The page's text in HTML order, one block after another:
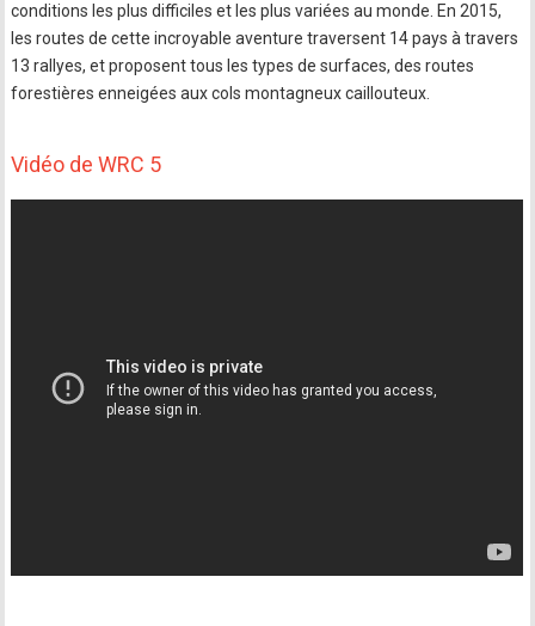
conditions les plus difficiles et les plus variées au monde. En 2015,
les routes de cette incroyable aventure traversent 14 pays à travers
13 rallyes, et proposent tous les types de surfaces, des routes
forestières enneigées aux cols montagneux caillouteux.
Vidéo de WRC 5